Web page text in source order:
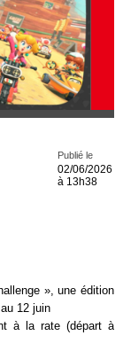
Publié le
02/06/2026
à 13h38
», une édition
12 juin
à la rate (départ à